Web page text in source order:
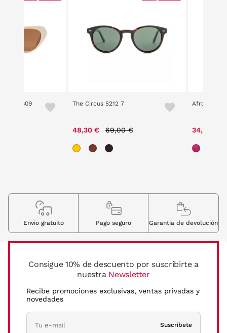
2305 609 The Circus 5212 7
48,30 € 69,00 €
Afrodelic
34,30 €
Consigue 10% de descuento por suscribirte a
nuestra Newsletter
Recibe promociones exclusivas, ventas privadas y
novedades
Suscríbete
Envio gratuito Pago seguro Garantia de devolución